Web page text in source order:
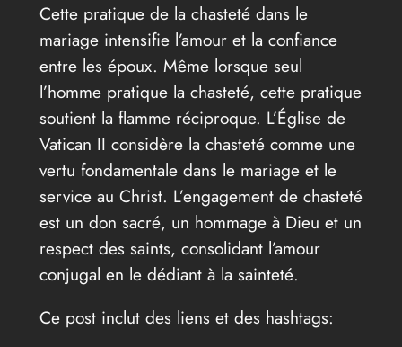
Cette pratique de la chasteté dans le
mariage intensifie l’amour et la confiance
entre les époux. Même lorsque seul
l’homme pratique la chasteté, cette pratique
soutient la flamme réciproque. L’Église de
Vatican II considère la chasteté comme une
vertu fondamentale dans le mariage et le
service au Christ. L’engagement de chasteté
est un don sacré, un hommage à Dieu et un
respect des saints, consolidant l’amour
conjugal en le dédiant à la sainteté.
Ce post inclut des liens et des hashtags: